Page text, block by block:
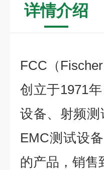
详情介绍
FCC（
创立于1971
设备、射频
EMC测试设
的产品，销售